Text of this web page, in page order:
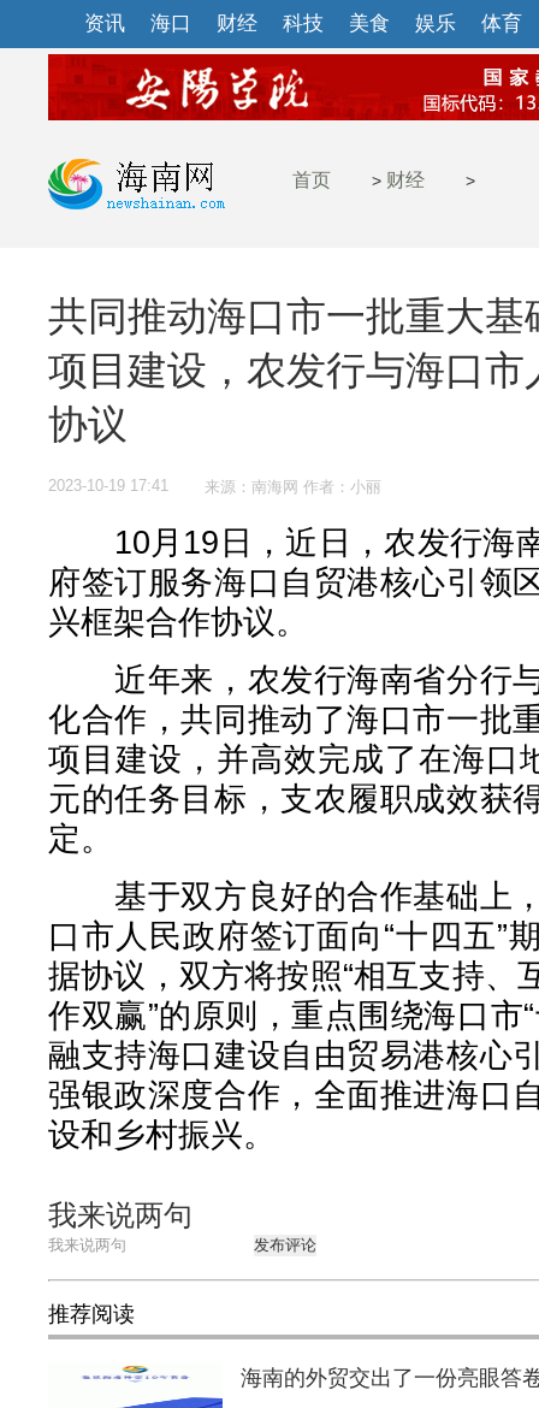
资讯 海口 财经 科技 美食 娱乐 体育
首页 > 财经 >
共同推动海口市一批重大
项目建设，农发行与海口
协议
2023-10-19 17:41 来源：南海网 作者：小丽
10月19日，近日，农发行海
府签订服务海口自贸港核心引领
兴框架合作协议。
近年来，农发行海南省分行
化合作，共同推动了海口市一批
项目建设，并高效完成了在海口
元的任务目标，支农履职成效获
定。
基于双方良好的合作基础上
口市人民政府签订面向“十四五”
据协议，双方将按照“相互支持、
作双赢”的原则，重点围绕海口市
融支持海口建设自由贸易港核心
强银政深度合作，全面推进海口
设和乡村振兴。
我来说两句
发布评论
推荐阅读
海南的外贸交出了一份亮眼答